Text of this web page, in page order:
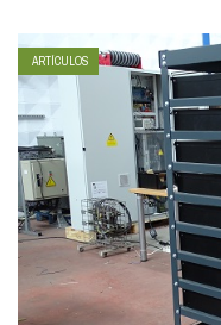
ARTÍCULOS